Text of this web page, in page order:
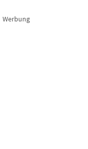
Werbung